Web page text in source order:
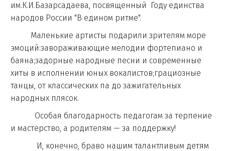
им.К.И.Базарсадаева, посвященный Году единства
народов России "В едином ритме".
Маленькие артисты подарили зрителям море
эмоций:завораживающие мелодии фортепиано и
баяна;задорные народные песни и современные
хиты в исполнении юных вокалистов;грациозные
танцы, от классических па до зажигательных
народных плясок.
Особая благодарность педагогам за терпение
и мастерство, а родителям — за поддержку!
И, конечно, браво нашим талантливым детям